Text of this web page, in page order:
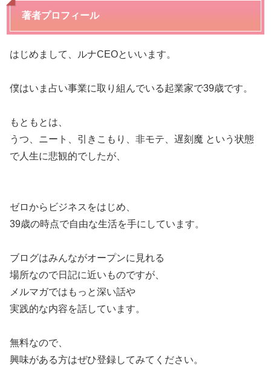
著者プロフィール
はじめまして、ルナCEOといいます。
僕はいま占い事業に取り組んでいる起業家で39歳です。
もともとは、
うつ、ニート、引きこもり、非モテ、遅刻魔 という状態
で人生に悲観的でしたが、
ゼロからビジネスをはじめ、
39歳の時点で自由な生活を手にしています。
ブログはみんながオープンに見れる
場所なので日記に近いものですが、
メルマガではもっと深い話や
実践的な内容を話しています。
無料なので、
興味がある方はぜひ登録してみてください。